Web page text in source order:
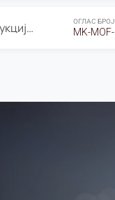
Оглас за Барање понуди за “Енергетски ефикасна реконструкција на објектот ООУ „Св. Кирил и Методиј" ОГЛАС БРОЈ